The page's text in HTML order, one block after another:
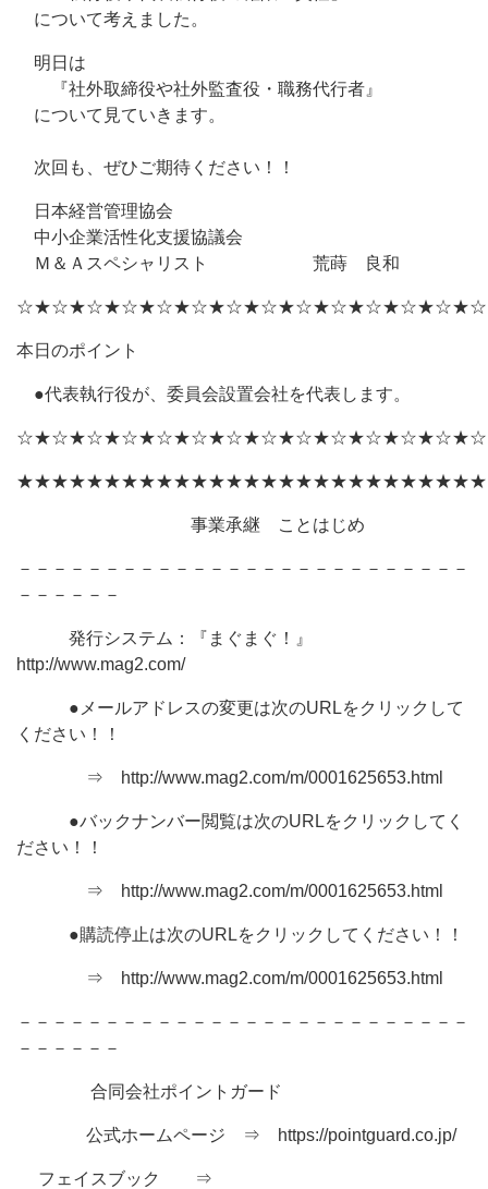
について考えました。
明日は
『社外取締役や社外監査役・職務代行者』
について見ていきます。
次回も、ぜひご期待ください！！
日本経営管理協会
中小企業活性化支援協議会
Ｍ＆Ａスペシャリスト 荒蒔 良和
本日のポイント
●代表執行役が、委員会設置会社を代表します。
事業承継 ことはじめ
－－－－－－－－－－－－－－－－－－－－－－－－－－
－－－－－－
発行システム：『まぐまぐ！』
http://www.mag2.com/
●メールアドレスの変更は次のURLをクリックして
ください！！
⇒ http://www.mag2.com/m/0001625653.html
●バックナンバー閲覧は次のURLをクリックしてく
ださい！！
⇒ http://www.mag2.com/m/0001625653.html
●購読停止は次のURLをクリックしてください！！
⇒ http://www.mag2.com/m/0001625653.html
－－－－－－－－－－－－－－－－－－－－－－－－－－
－－－－－－
合同会社ポイントガード
公式ホームページ ⇒ https://pointguard.co.jp/
フェイスブック ⇒